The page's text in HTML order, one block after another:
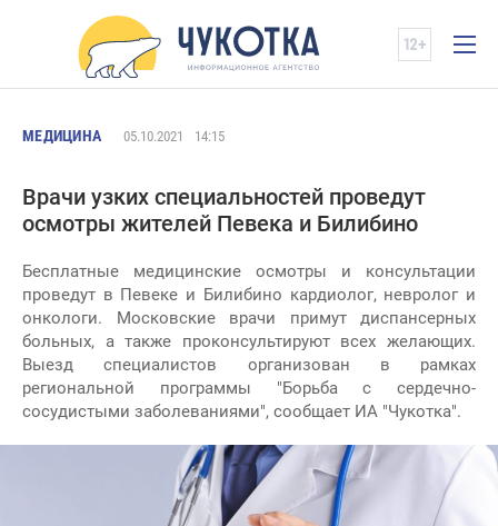
МЕДИЦИНА 05.10.2021 14:15
Врачи узких специальностей проведут
осмотры жителей Певека и Билибино
Бесплатные медицинские осмотры и консультации
проведут в Певеке и Билибино кардиолог, невролог и
онкологи. Московские врачи примут диспансерных
больных, а также проконсультируют всех желающих.
Выезд специалистов организован в рамках
региональной программы "Борьба с сердечно-
сосудистыми заболеваниями", сообщает ИА "Чукотка".